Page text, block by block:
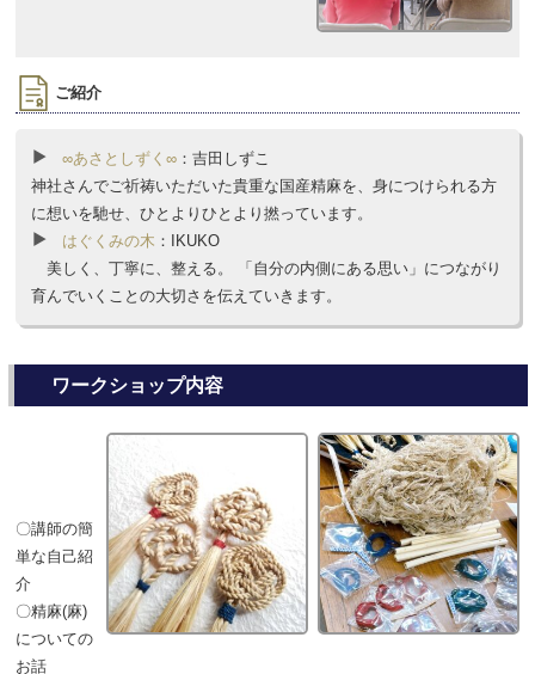
ご紹介
∞あさとしずく∞ ：吉田しずこ
神社さんでご祈祷いただいた貴重な国産精麻を、身につけられる方
に想いを馳せ、ひとよりひとより撚っています。
はぐくみの木 ：IKUKO
美しく、丁寧に、整える。 「自分の内側にある思い」につながり
育んでいくことの大切さを伝えていきます。
ワークショップ内容
〇講師の簡
単な自己紹
介
〇精麻(麻)
についての
お話